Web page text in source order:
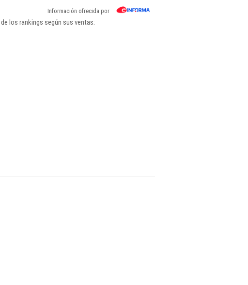
Información ofrecida por
los rankings según sus ventas: